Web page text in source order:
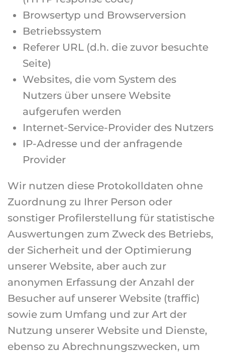
Browsertyp und Browserversion
Betriebssystem
Referer URL (d.h. die zuvor besuchte
Seite)
Websites, die vom System des
Nutzers über unsere Website
aufgerufen werden
Internet-Service-Provider des Nutzers
IP-Adresse und der anfragende
Provider
Wir nutzen diese Protokolldaten ohne
Zuordnung zu Ihrer Person oder
sonstiger Profilerstellung für statistische
Auswertungen zum Zweck des Betriebs,
der Sicherheit und der Optimierung
unserer Website, aber auch zur
anonymen Erfassung der Anzahl der
Besucher auf unserer Website (traffic)
sowie zum Umfang und zur Art der
Nutzung unserer Website und Dienste,
ebenso zu Abrechnungszwecken, um